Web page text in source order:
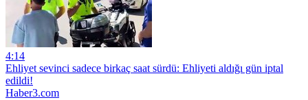
4:14
Ehliyet sevinci sadece birkaç saat sürdü: Ehliyeti aldığı gün iptal
edildi!
Haber3.com